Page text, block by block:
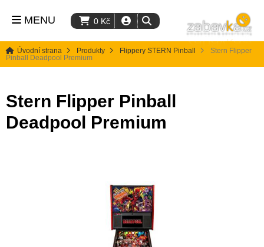
0 Kč
MENU
Úvodní strana Produkty Flippery STERN Pinball
Stern Flipper
Pinball Deadpool Premium
Stern Flipper Pinball
Deadpool Premium